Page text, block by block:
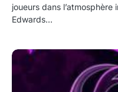
joueurs dans l’atmosphère
Edwards…